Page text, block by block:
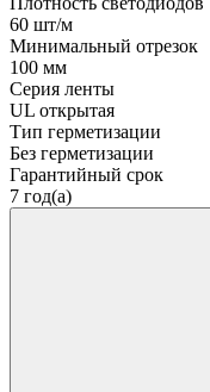
60 шт/м
Минимальный отрезок
100 мм
Серия ленты
UL открытая
Тип герметизации
Без герметизации
Гарантийный срок
7 год(а)